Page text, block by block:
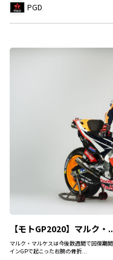
PGD
【モトGP2020】マルク・
マルク・マルケスは今後数週間で回復期
インGPで起こった右腕の骨折...